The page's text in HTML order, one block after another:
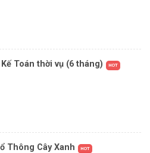
Toán thời vụ (6 tháng) HOT
Thông Cây Xanh HOT